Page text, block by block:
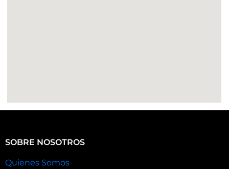
SOBRE NOSOTROS
Quienes Somos